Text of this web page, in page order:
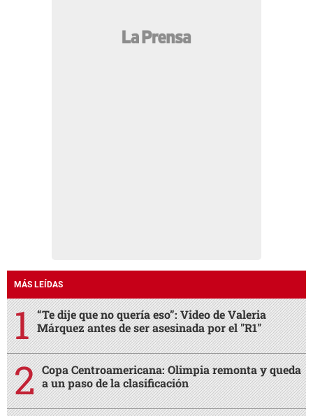
MÁS LEÍDAS
“Te dije que no quería eso”: Video de Valeria
Márquez antes de ser asesinada por el "R1"
Copa Centroamericana: Olimpia remonta y queda
a un paso de la clasificación